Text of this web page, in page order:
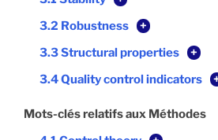
3.2 Robustness
+
3.3 Structural properties
+
3.4 Quality control indicators
Mots-clés relatifs aux Méthodes